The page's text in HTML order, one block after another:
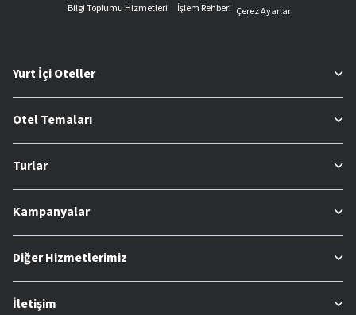
Bilgi Toplumu Hizmetleri
İşlem Rehberi Çerez Ayarları
Yurt İçi Oteller
Otel Temaları
Turlar
Kampanyalar
Diğer Hizmetlerimiz
İletişim